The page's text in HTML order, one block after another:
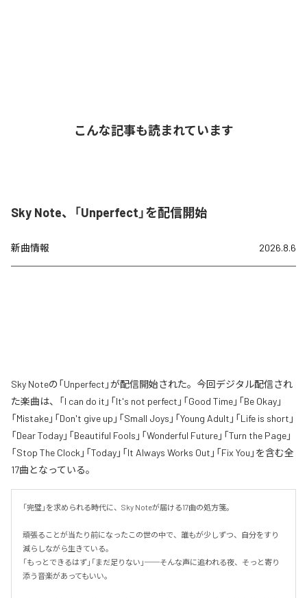
こんな記事も読まれています
Sky Note、「Unperfect」を配信開始
新曲情報 2026.8.6
Sky Noteの「Unperfect」が配信開始された。今回デジタル配信され
た楽曲は、「I can do it」「It's not perfect」「Good Time」「Be Okay」
「Mistake」「Don't give up」「Small Joys」「Young Adult」「Life is short」
「Dear Today」「Beautiful Fools」「Wonderful Future」「Turn the Page」
「Stop The Clock」「Today」「It Always Works Out」「Fix You」を含む全
17曲となっている。
「完璧」を求められる時代に、Sky Noteが届ける17曲の処方箋。
頑張ることが当たり前になったこの世の中で、誰もが少しずつ、自分をすり
減らしながら生きている。
「もっとできるはず」「まだ足りない」──そんな声に追われる夜、そっと寄り
添う音楽があってもいい。